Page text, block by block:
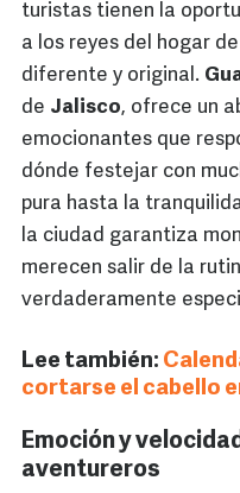
turistas tienen la
a los reyes del hogar
diferente y original.
de Jalisco, ofrece un
emocionantes que
dónde festejar con
pura hasta la
la ciudad garantiza
merecen salir de la
verdaderamente
Lee también:
cortarse el cabello
Emoción y
aventureros